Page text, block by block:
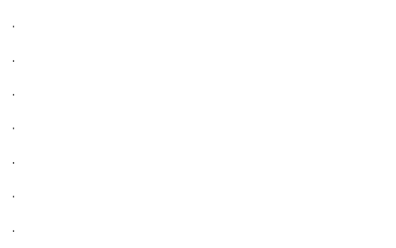
.
.
.
.
.
.
.